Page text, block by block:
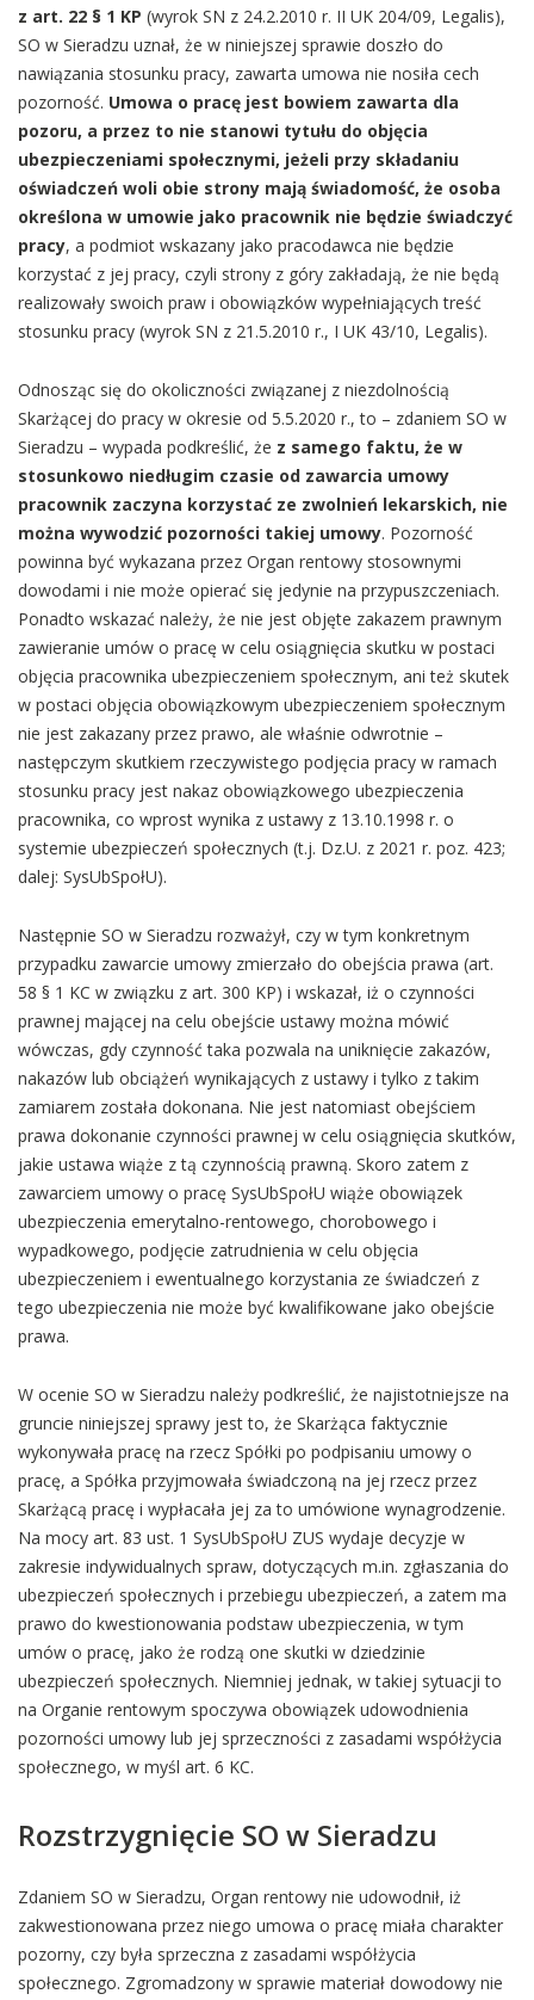
z art. 22 § 1 KP (wyrok SN z 24.2.2010 r. II UK 204/09, Legalis),
SO w Sieradzu uznał, że w niniejszej sprawie doszło do
nawiązania stosunku pracy, zawarta umowa nie nosiła cech
pozorność. Umowa o pracę jest bowiem zawarta dla
pozoru, a przez to nie stanowi tytułu do objęcia
ubezpieczeniami społecznymi, jeżeli przy składaniu
oświadczeń woli obie strony mają świadomość, że osoba
określona w umowie jako pracownik nie będzie świadczyć
pracy, a podmiot wskazany jako pracodawca nie będzie
korzystać z jej pracy, czyli strony z góry zakładają, że nie będą
realizowały swoich praw i obowiązków wypełniających treść
stosunku pracy (wyrok SN z 21.5.2010 r., I UK 43/10, Legalis).
Odnosząc się do okoliczności związanej z niezdolnością
Skarżącej do pracy w okresie od 5.5.2020 r., to – zdaniem SO w
Sieradzu – wypada podkreślić, że z samego faktu, że w
stosunkowo niedługim czasie od zawarcia umowy
pracownik zaczyna korzystać ze zwolnień lekarskich, nie
można wywodzić pozorności takiej umowy. Pozorność
powinna być wykazana przez Organ rentowy stosownymi
dowodami i nie może opierać się jedynie na przypuszczeniach.
Ponadto wskazać należy, że nie jest objęte zakazem prawnym
zawieranie umów o pracę w celu osiągnięcia skutku w postaci
objęcia pracownika ubezpieczeniem społecznym, ani też skutek
w postaci objęcia obowiązkowym ubezpieczeniem społecznym
nie jest zakazany przez prawo, ale właśnie odwrotnie –
następczym skutkiem rzeczywistego podjęcia pracy w ramach
stosunku pracy jest nakaz obowiązkowego ubezpieczenia
pracownika, co wprost wynika z ustawy z 13.10.1998 r. o
systemie ubezpieczeń społecznych (t.j. Dz.U. z 2021 r. poz. 423;
dalej: SysUbSpołU).
Następnie SO w Sieradzu rozważył, czy w tym konkretnym
przypadku zawarcie umowy zmierzało do obejścia prawa (art.
58 § 1 KC w związku z art. 300 KP) i wskazał, iż o czynności
prawnej mającej na celu obejście ustawy można mówić
wówczas, gdy czynność taka pozwala na uniknięcie zakazów,
nakazów lub obciążeń wynikających z ustawy i tylko z takim
zamiarem została dokonana. Nie jest natomiast obejściem
prawa dokonanie czynności prawnej w celu osiągnięcia skutków,
jakie ustawa wiąże z tą czynnością prawną. Skoro zatem z
zawarciem umowy o pracę SysUbSpołU wiąże obowiązek
ubezpieczenia emerytalno-rentowego, chorobowego i
wypadkowego, podjęcie zatrudnienia w celu objęcia
ubezpieczeniem i ewentualnego korzystania ze świadczeń z
tego ubezpieczenia nie może być kwalifikowane jako obejście
prawa.
W ocenie SO w Sieradzu należy podkreślić, że najistotniejsze na
gruncie niniejszej sprawy jest to, że Skarżąca faktycznie
wykonywała pracę na rzecz Spółki po podpisaniu umowy o
pracę, a Spółka przyjmowała świadczoną na jej rzecz przez
Skarżącą pracę i wypłacała jej za to umówione wynagrodzenie.
Na mocy art. 83 ust. 1 SysUbSpołU ZUS wydaje decyzje w
zakresie indywidualnych spraw, dotyczących m.in. zgłaszania do
ubezpieczeń społecznych i przebiegu ubezpieczeń, a zatem ma
prawo do kwestionowania podstaw ubezpieczenia, w tym
umów o pracę, jako że rodzą one skutki w dziedzinie
ubezpieczeń społecznych. Niemniej jednak, w takiej sytuacji to
na Organie rentowym spoczywa obowiązek udowodnienia
pozorności umowy lub jej sprzeczności z zasadami współżycia
społecznego, w myśl art. 6 KC.
Rozstrzygnięcie SO w Sieradzu
Zdaniem SO w Sieradzu, Organ rentowy nie udowodnił, iż
zakwestionowana przez niego umowa o pracę miała charakter
pozorny, czy była sprzeczna z zasadami współżycia
społecznego. Zgromadzony w sprawie materiał dowodowy nie